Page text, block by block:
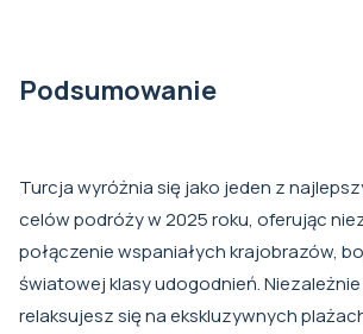
Podsumowanie
Turcja wyróżnia się jako jeden z
celów podróży w 2025 roku, oferując
połączenie wspaniałych krajobrazów,
światowej klasy udogodnień.
relaksujesz się na ekskluzywnych